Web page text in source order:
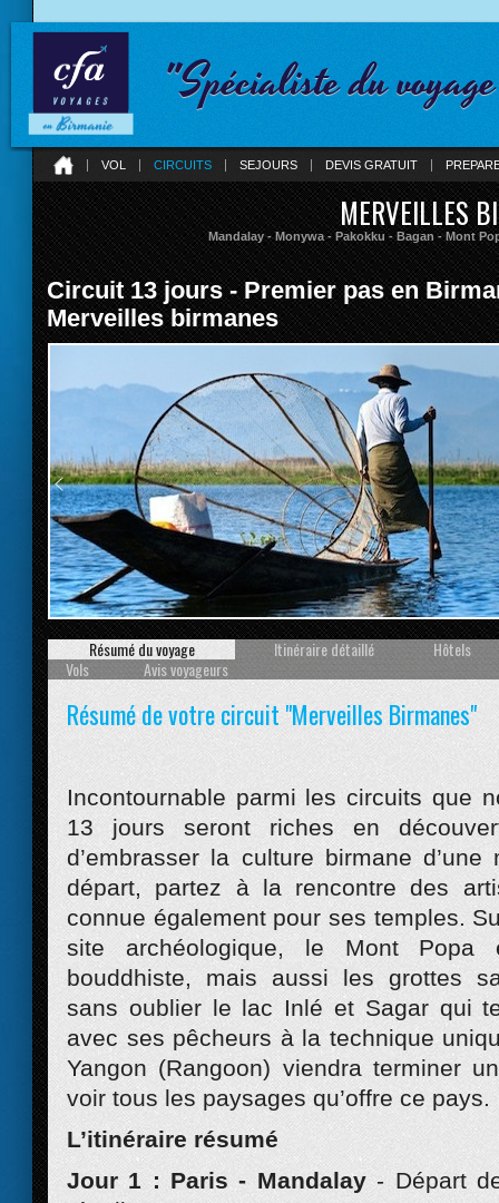
"Spécialiste du
VOL CIRCUITS SEJOURS DEVIS GRATUIT
MERVEILLES
Mandalay - Monywa - Pakokku - Bagan - Mont
Circuit 13 jours - Premier pas en
Merveilles birmanes
Prev
Résumé du voyage Itinéraire détaillé
Hôtels
Vols
Avis voyageurs
Résumé de votre circuit "Merveilles Birmanes"
Incontournable parmi les circuits que
13 jours seront riches en
d’embrasser la culture birmane
départ, partez à la rencontre des
connue également pour ses temples.
site archéologique, le Mont Popa
bouddhiste, mais aussi les grottes
sans oublier le lac Inlé et Sagar qui
avec ses pêcheurs à la technique
Yangon (Rangoon) viendra terminer
voir tous les paysages qu’offre ce pays.
L’itinéraire résumé
Jour 1 : Paris - Mandalay - Départ